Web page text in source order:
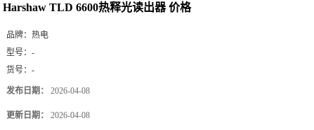
Harshaw TLD 6600热释光读出器 价格
品牌： 热电
型号： -
货号： -
发布日期： 2026-04-08
更新日期： 2026-04-08